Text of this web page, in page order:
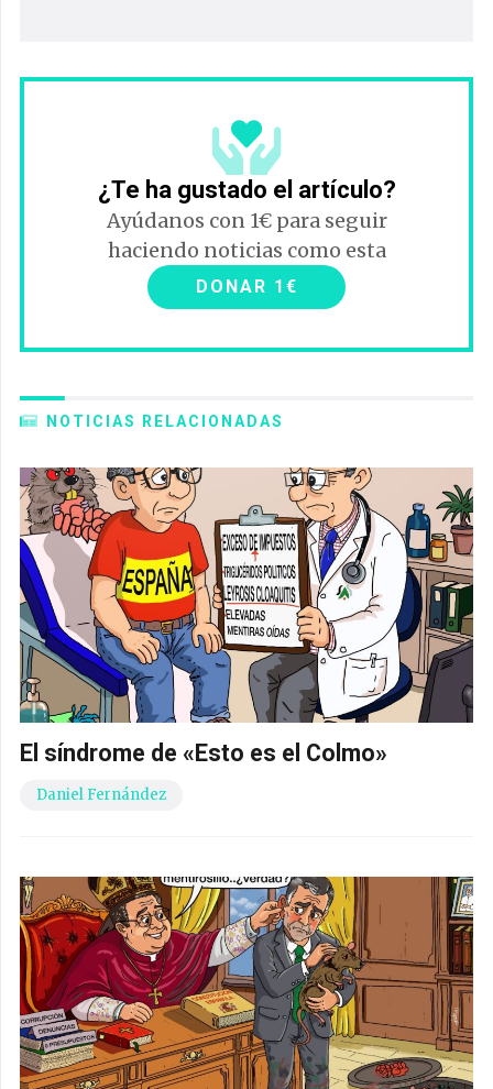
¿Te ha gustado el artículo?
Ayúdanos con 1€ para seguir
haciendo noticias como esta
DONAR 1€
NOTICIAS RELACIONADAS
El síndrome de «Esto es el Colmo»
Daniel Fernández